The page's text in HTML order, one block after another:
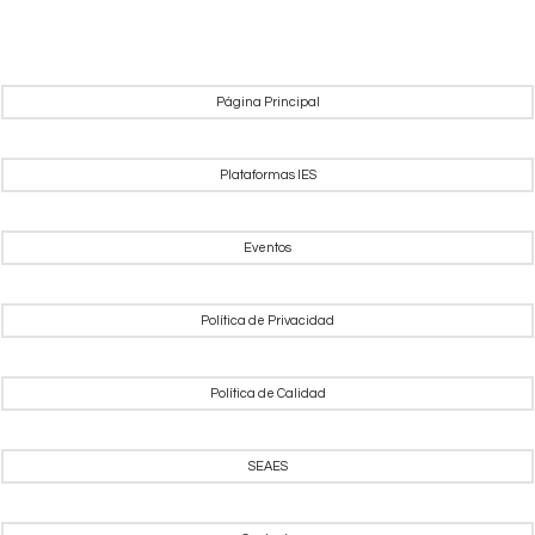
Página Principal
Plataformas IES
Eventos
Política de Privacidad
Política de Calidad
SEAES